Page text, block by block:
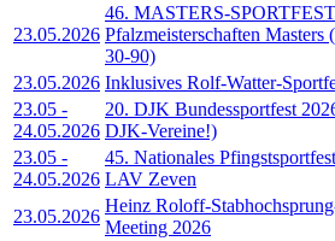
23.05.2026
46. MASTERS-
Pfalzmeisterschaften Masters
30-90)
23.05.2026 Inklusives Rolf-Watter-
23.05 -
24.05.2026
20. DJK Bundessportfest
DJK-Vereine!)
23.05 -
24.05.2026
45. Nationales
LAV Zeven
23.05.2026
Heinz Roloff-
Meeting 2026